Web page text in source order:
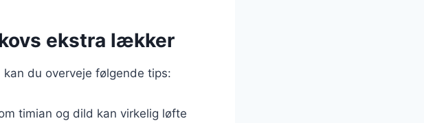
ekstra lækker
du overveje følgende tips:
timian og dild kan virkelig løfte